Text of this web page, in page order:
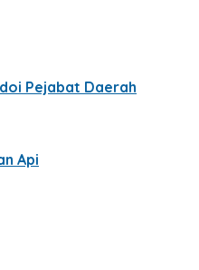
Pejabat Daerah
Api